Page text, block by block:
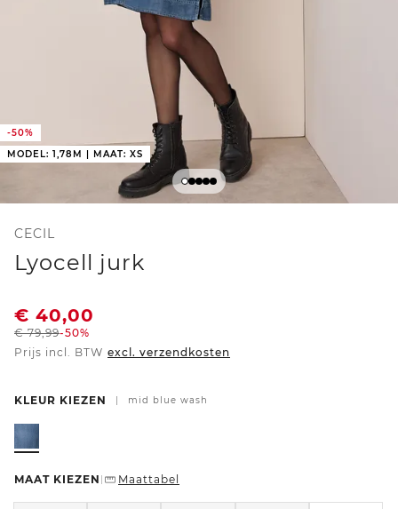
-50%
MODEL: 1,78M | MAAT: XS
CECIL
Lyocell jurk
€ 40,00
€79,99-50%
Prijs incl. BTW excl. verzendkosten
KLEUR KIEZEN mid blue wash
MAAT KIEZEN Maattabel